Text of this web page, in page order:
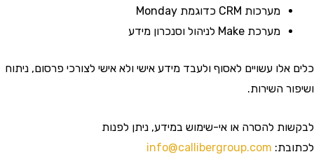
מערכות CRM כדוגמת Monday
מערכת Make לניהול וסנכרון מידע
עשויים לאסוף ולעבד מידע אישי ולא אישי לצורכי פרסום, ניתוח
השירות.
להסרה או אי-שימוש במידע, ניתן לפנות
info@callibergroup.com